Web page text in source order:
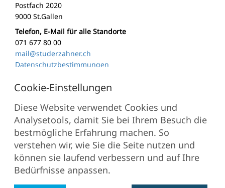
Postfach 2020
9000 St.Gallen
Telefon, E-Mail für alle Standorte
071 677 80 00
mail@studerzahner.ch
Datenschutzbestimmungen
MITGLIEDSCHAFTEN
Diese Website verwendet Cookies und
Analysetools, damit Sie bei Ihrem Besuch die
bestmögliche Erfahrung machen. So
verstehen wir, wie Sie die Seite nutzen und
können sie laufend verbessern und auf Ihre
Bedürfnisse anpassen.